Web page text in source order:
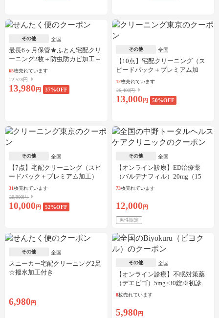
その他 全国
最長6ヶ月保管★ふとん宅配クリ
ーニング2枚＋防虫防カビ加工＋
しみ抜き
65枚売れています
22,528円
13,980 円 37%OFF
その他 全国
【10点】宅配クリーニング（ス
ピードパック＋プレミアム加
工）
12枚売れています
26,400円
13,000 円 50%OFF
その他 全国
【7点】宅配クリーニング（スピ
ードパック＋プレミアム加工）
31枚売れています
20,900円
10,000 円 52%OFF
その他 全国
【オンライン診療】ED治療薬
（バルデナフィル）20mg（15
錠）※初診料、送料込
73枚売れています
12,000 円
男性限定
その他 全国
スニーカー宅配クリーニング2足
☆撥水加工付き
6,980 円
その他 全国
【オンライン診療】不眠対策薬
（デエビゴ）5mg×30錠※初診
料・送料込
8枚売れています
5,980 円